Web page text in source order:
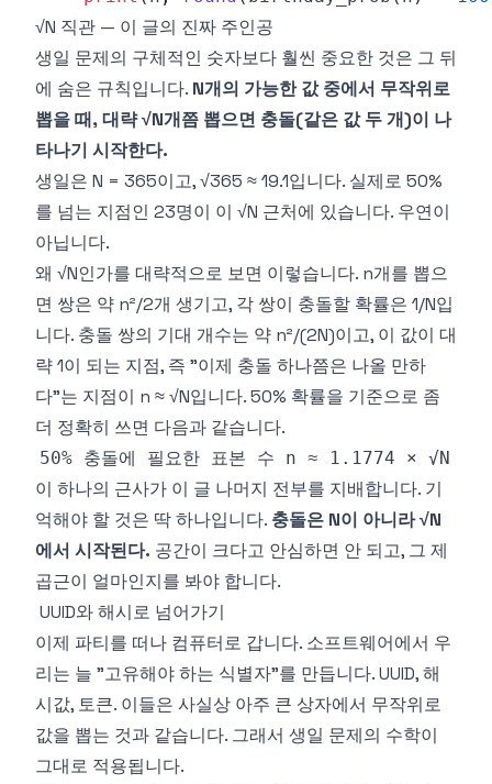
√N 직관 — 이 글의 진짜 주인공
생일 문제의 구체적인 숫자보다 훨씬 중요한 것은 그 뒤
에 숨은 규칙입니다. N개의 가능한 값 중에서 무작위로
뽑을 때, 대략 √N개쯤 뽑으면 충돌(같은 값 두 개)이 나
타나기 시작한다.
생일은 N = 365이고, √365 ≈ 19.1입니다. 실제로 50%
를 넘는 지점인 23명이 이 √N 근처에 있습니다. 우연이
아닙니다.
왜 √N인가를 대략적으로 보면 이렇습니다. n개를 뽑으
면 쌍은 약 n²/2개 생기고, 각 쌍이 충돌할 확률은 1/N입
니다. 충돌 쌍의 기대 개수는 약 n²/(2N)이고, 이 값이 대
략 1이 되는 지점, 즉 "이제 충돌 하나쯤은 나올 만하
다"는 지점이 n ≈ √N입니다. 50% 확률을 기준으로 좀
더 정확히 쓰면 다음과 같습니다.
이 하나의 근사가 이 글 나머지 전부를 지배합니다. 기
억해야 할 것은 딱 하나입니다. 충돌은 N이 아니라 √N
에서 시작된다. 공간이 크다고 안심하면 안 되고, 그 제
곱근이 얼마인지를 봐야 합니다.
UUID와 해시로 넘어가기
이제 파티를 떠나 컴퓨터로 갑니다. 소프트웨어에서 우
리는 늘 "고유해야 하는 식별자"를 만듭니다. UUID, 해
시값, 토큰. 이들은 사실상 아주 큰 상자에서 무작위로
값을 뽑는 것과 같습니다. 그래서 생일 문제의 수학이
그대로 적용됩니다.